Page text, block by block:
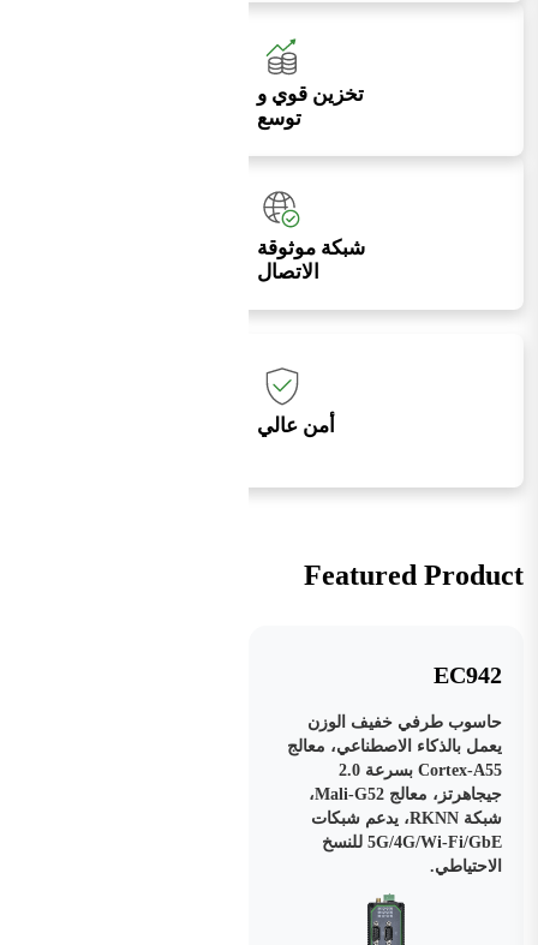
تخزين قوي و
توسع
شبكة موثوقة
الاتصال
أمن عالي
Featured Product
EC942
حاسوب طرفي خفيف الوزن
يعمل بالذكاء الاصطناعي، معالج
Cortex-A55 بسرعة 2.0
جيجاهرتز، معالج Mali-G52،
شبكة RKNN، يدعم شبكات
5G/4G/Wi-Fi/GbE للنسخ
الاحتياطي.